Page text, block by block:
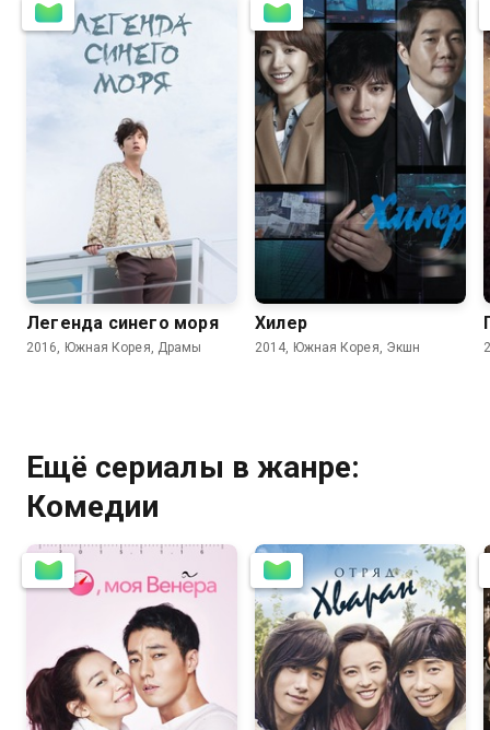
8.3 8.1
Легенда синего моря
2016, Южная Корея, Драмы
8.4
Хилер
2014, Южная Корея, Экшн
Ещё сериалы в жанре:
Комедии